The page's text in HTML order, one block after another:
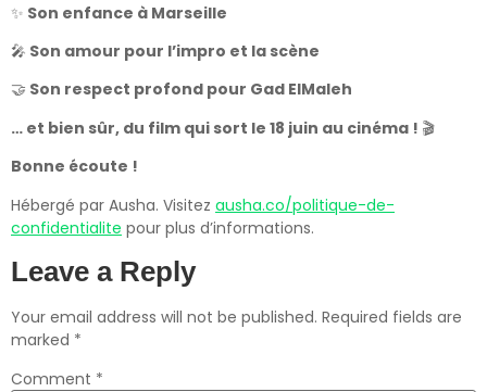
✨ Son enfance à Marseille
🎤 Son amour pour l’impro et la scène
🤝 Son respect profond pour Gad ElMaleh
… et bien sûr, du film qui sort le 18 juin au cinéma ! 🎬
Bonne écoute !
Hébergé par Ausha. Visitez ausha.co/politique-de-
confidentialite pour plus d’informations.
Leave a Reply
Your email address will not be published. Required fields are
marked *
Comment *